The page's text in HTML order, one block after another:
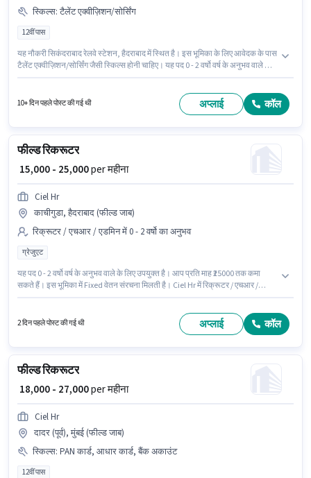
स्किल्स: टैलेंट एक्वीज़िशन/सोर्सिंग
12वीं पास
यह नौकरी सिकंदराबाद रेलवे स्टेशन, हैदराबाद में स्थित है। इस भूमिका के लिए आवेदक के पास
टैलेंट एक्वीज़िशन/सोर्सिंग जैसी स्किल्स होनी चाहिए। यह पद 0 - 2 वर्षो वर्ष के अनुभव वाले के
आवेदकों के पास कम से कम 12वीं पास डिग्री या सर्टिफिकेट होना चाहिए।
10+ दिन पहले पोस्ट की गई थी अप्लाई कॉल
फील्ड रिकरूटर
₹ 15,000 - 25,000per महीना
Ciel Hr
काचीगुडा, हैदराबाद (फील्ड जाब)
रिक्रूटर / एचआर / एडमिन में 0 - 2 वर्षो का अनुभव
ग्रेजुएट
यह पद 0 - 2 वर्षो वर्ष के अनुभव वाले के लिए उपयुक्त है। आप प्रति माह ₹25000 तक कमा
सकते हैं। इस भूमिका में Fixed वेतन संरचना मिलती है। Ciel Hr में रिक्रूटर / एचआर /
2 दिन पहले पोस्ट की गई थी अप्लाई कॉल
फील्ड रिकरूटर
₹ 18,000 - 27,000per महीना
Ciel Hr
दादर (पूर्व), मुंबई (फील्ड जाब)
स्किल्स: PAN कार्ड, आधार कार्ड, बैंक अकाउंट
12वीं पास